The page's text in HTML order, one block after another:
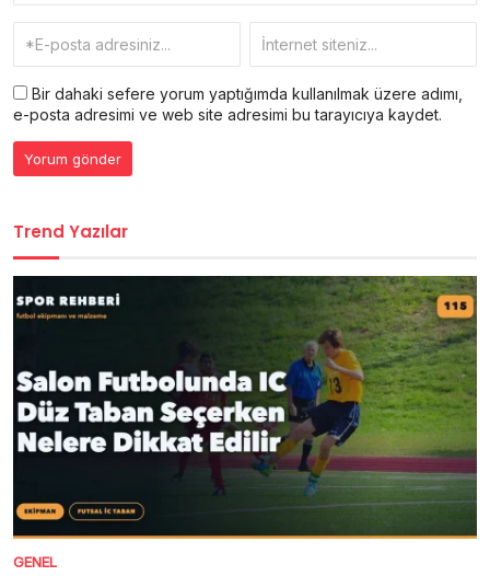
Bir dahaki sefere yorum yaptığımda kullanılmak üzere adımı,
e-posta adresimi ve web site adresimi bu tarayıcıya kaydet.
Trend Yazılar
GENEL